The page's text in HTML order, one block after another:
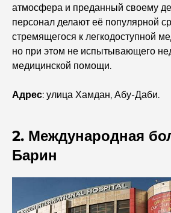
Государственные больницы
медицинское обслуживание для
Самый дорогой Lamborghini в
список коллекционных
Самая дорогая школа GEMS в
Лучшие школы рядом с Damac
для семей
Лучшие индийские рестораны в
путешествие.
атмосфера и преданный своему
персонал делают её популярной
стремящегося к легкодоступной
но при этом не испытывающего
медицинской помощи.
Адрес: улица Хамдан, Абу-Даби.
2. Международная
Барин